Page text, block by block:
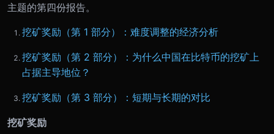
主题的第四份报告。
挖矿奖励（第 1 部分）：难度调整的经济分析
挖矿奖励（第 2 部分）：为什么中国在比特币的挖矿上
占据主导地位？
挖矿奖励（第 3 部分）：短期与长期的对比
挖矿奖励